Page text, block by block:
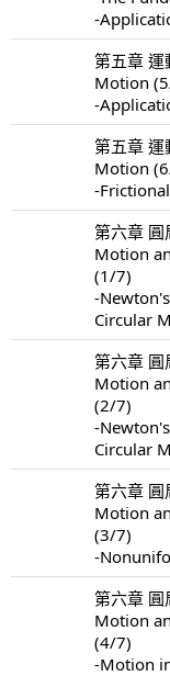
-
第五章 運
Motion
-
第五章 運
Motion
-
第六章
Motion
(1/7)
-
Circular
第六章
Motion
(2/7)
-
Circular
第六章
Motion
(3/7)
-
第六章
Motion
(4/7)
-Motion